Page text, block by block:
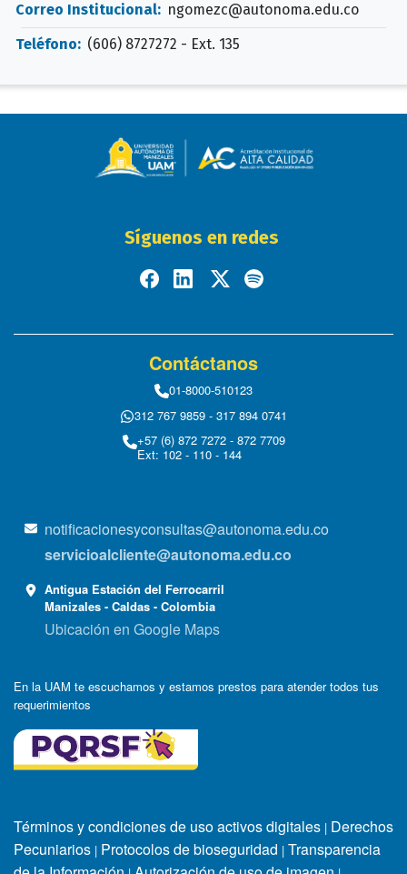
Correo Institucional: ngomezc@autonoma.edu.co
Teléfono: (606) 8727272 - Ext. 135
Síguenos en redes
Contáctanos
01-8000-510123
312 767 9859 - 317 894 0741
+57 (6) 872 7272 - 872 7709
Ext: 102 - 110 - 144
notificacionesyconsultas@autonoma.edu.co
servicioalcliente@autonoma.edu.co
Antigua Estación del Ferrocarril
Manizales - Caldas - Colombia
Ubicación en Google Maps
En la UAM te escuchamos y estamos prestos para atender todos tus
requerimientos
Términos y condiciones de uso activos digitales | Derechos
Pecuniarios | Protocolos de bioseguridad | Transparencia